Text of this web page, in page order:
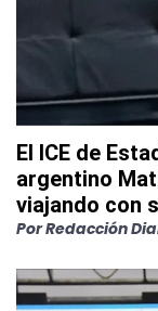
El ICE de
argentino
viajando con
PorRedacción